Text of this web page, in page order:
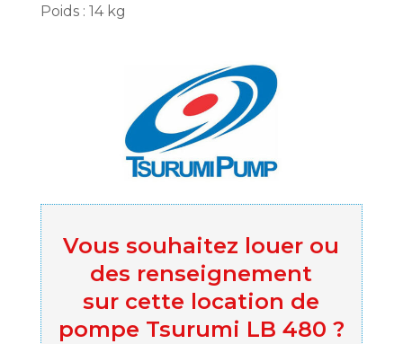
Poids : 14 kg
Vous souhaitez louer ou
des renseignement
sur cette location de
pompe Tsurumi LB 480 ?